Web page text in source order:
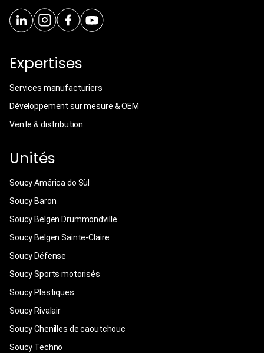
Expertises
Services manufacturiers
Développement sur mesure & OEM
Vente & distribution
Unités
Soucy América do Sùl
Soucy Baron
Soucy Belgen Drummondville
Soucy Belgen Sainte-Claire
Soucy Défense
Soucy Sports motorisés
Soucy Plastiques
Soucy Rivalair
Soucy Chenilles de caoutchouc
Soucy Techno